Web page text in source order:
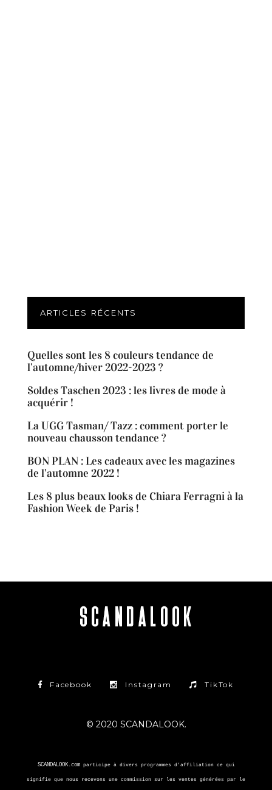
ARTICLES RÉCENTS
Quelles sont les 8 couleurs tendance de
l’automne/hiver 2022-2023 ?
Soldes Taschen 2023 : les livres de mode à
acquérir !
La UGG Tasman/ Tazz : comment porter le
nouveau chausson tendance ?
BON PLAN : Les cadeaux avec les magazines
de l’automne 2022 !
Les 8 plus beaux looks de Chiara Ferragni à la
Fashion Week de Paris !
Facebook Instagram TikTok
© 2020 SCANDALOOK.
SCANDALOOK.comparticipe à divers programmes d’affiliation ce qui
signifie que nous recevons une commission sur les ventes générées par le